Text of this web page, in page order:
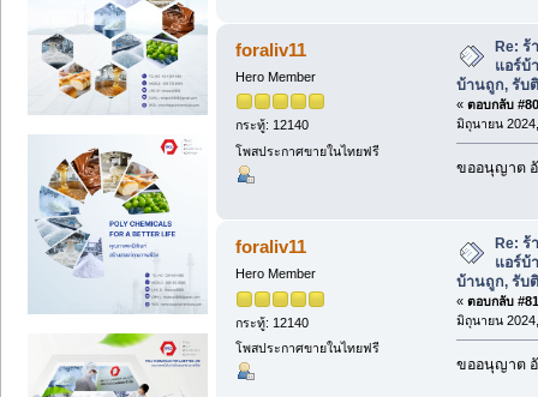
foraliv11
Hero Member
กระทู้: 12140
โพสประกาศขายในไทยฟรี
Re: ร้
แอร์บ้
บ้านถูก, รับ
« ตอบกลับ
มิถุนายน
ขออนุญาต
foraliv11
Hero Member
กระทู้: 12140
โพสประกาศขายในไทยฟรี
Re: ร้
แอร์บ้
บ้านถูก, รับ
« ตอบกลับ
มิถุนายน
ขออนุญาต